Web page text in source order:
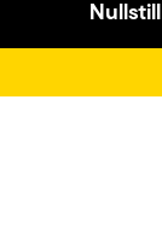
Nullstill